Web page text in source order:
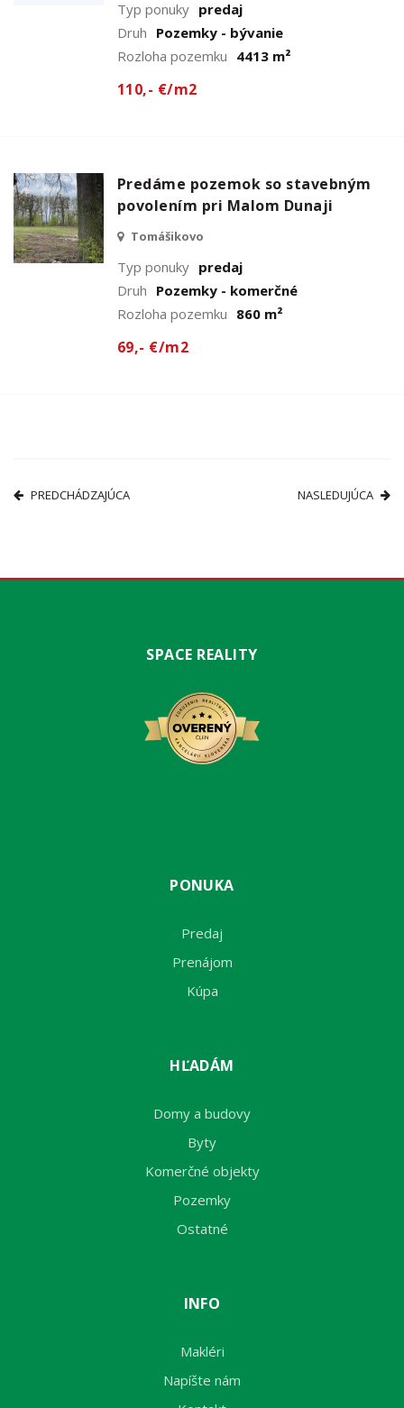
Typ ponuky predaj
Druh Pozemky - bývanie
Rozloha pozemku 4413 m²
110,- €/m2
Predáme pozemok so stavebným
povolením pri Malom Dunaji
Tomášikovo
Typ ponuky predaj
Druh Pozemky - komerčné
Rozloha pozemku 860 m²
69,- €/m2
PREDCHÁDZAJÚCA NASLEDUJÚCA
SPACE REALITY
PONUKA
Predaj
Prenájom
Kúpa
HĽADÁM
Domy a budovy
Byty
Komerčné objekty
Pozemky
Ostatné
INFO
Makléri
Napíšte nám